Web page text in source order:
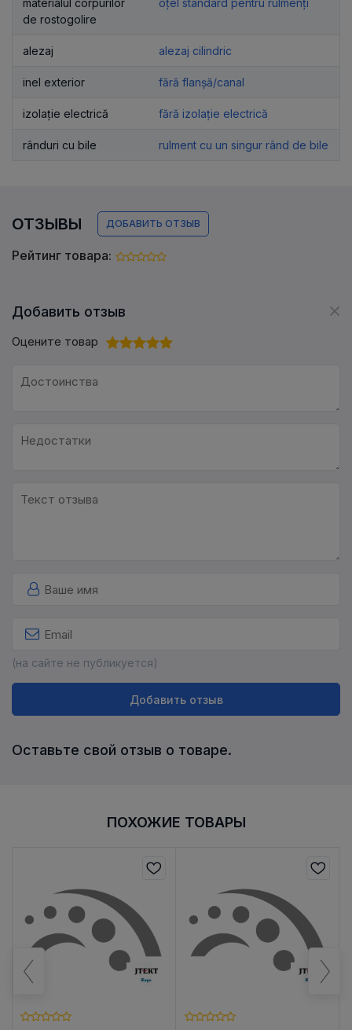
de rostogolire
alezaj alezaj cilindric
inel exterior fără flanșă/canal
izolație electrică fără izolație electrică
rânduri cu bile rulment cu un singur rând de bile
ОТЗЫВЫ ДОБАВИТЬ ОТЗЫВ
Рейтинг товара:
Добавить отзыв
Оцените товар
(на сайте не публикуется)
Добавить отзыв
Оставьте свой отзыв о товаре.
ПОХОЖИЕ ТОВАРЫ